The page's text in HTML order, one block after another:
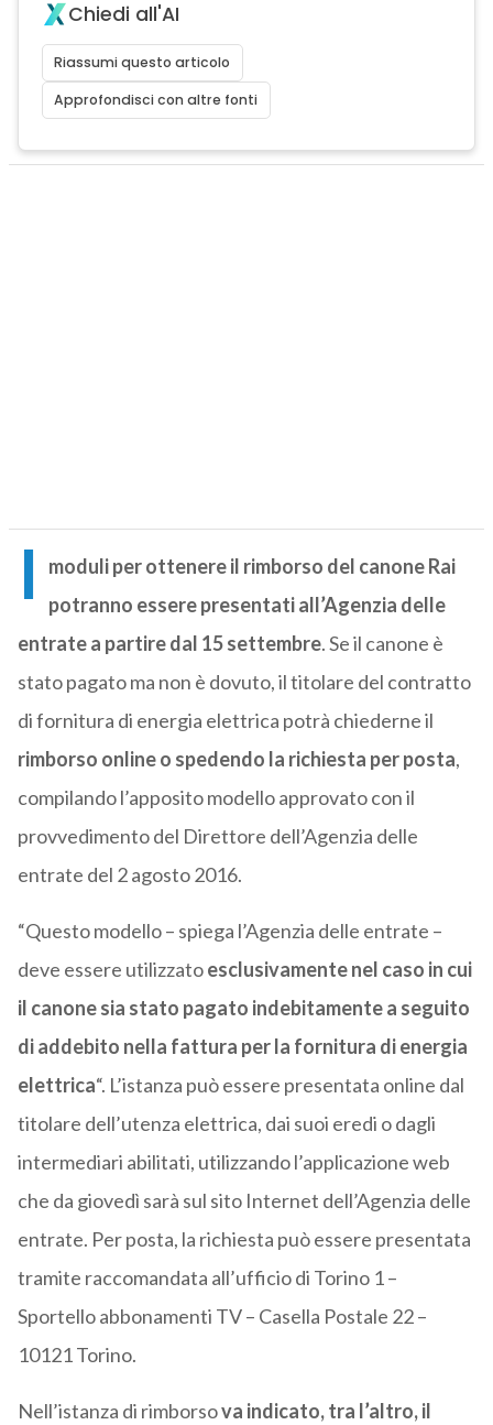
Chiedi all'AI
Riassumi questo articolo
Approfondisci con altre fonti
I
moduli per ottenere il rimborso del canone Rai
potranno essere presentati all’Agenzia delle
entrate a partire dal 15 settembre. Se il canone è
stato pagato ma non è dovuto, il titolare del contratto
di fornitura di energia elettrica potrà chiederne il
rimborso onlineo spedendo la richiesta per posta,
compilando l’apposito modello approvato con il
provvedimento del Direttore dell’Agenzia delle
entrate del 2 agosto 2016.
“Questo modello – spiega l’Agenzia delle entrate –
deve essere utilizzatoesclusivamente nel caso in cui
il canone sia stato pagato indebitamente a seguito
di addebito nella fattura per la fornitura di energia
elettrica“. L’istanza può essere presentata online dal
titolare dell’utenza elettrica, dai suoi eredi o dagli
intermediari abilitati, utilizzando l’applicazione web
che da giovedì sarà sul sito Internet dell’Agenzia delle
entrate. Per posta, la richiesta può essere presentata
tramite raccomandata all’ufficio di Torino 1 –
Sportello abbonamenti TV – Casella Postale 22 –
10121 Torino.
Nell’istanza di rimborsova indicato, tra l’altro, il